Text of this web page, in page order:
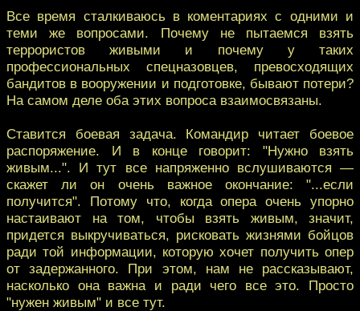
Все время сталкиваюсь в коментариях с одними и
теми же вопросами. Почему не пытаемся взять
террористов живыми и почему у таких
профессиональных спецназовцев, превосходящих
бандитов в вооружении и подготовке, бывают потери?
На самом деле оба этих вопроса взаимосвязаны.
Ставится боевая задача. Командир читает боевое
распоряжение. И в конце говорит: "Нужно взять
живым...". И тут все напряженно вслушиваются —
скажет ли он очень важное окончание: "...если
получится". Потому что, когда опера очень упорно
настаивают на том, чтобы взять живым, значит,
придется выкручиваться, рисковать жизнями бойцов
ради той информации, которую хочет получить опер
от задержанного. При этом, нам не рассказывают,
насколько она важна и ради чего все это. Просто
"нужен живым" и все тут.